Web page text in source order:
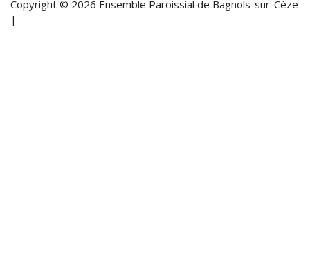
Copyright © 2026 Ensemble Paroissial de Bagnols-sur-Cèze
|